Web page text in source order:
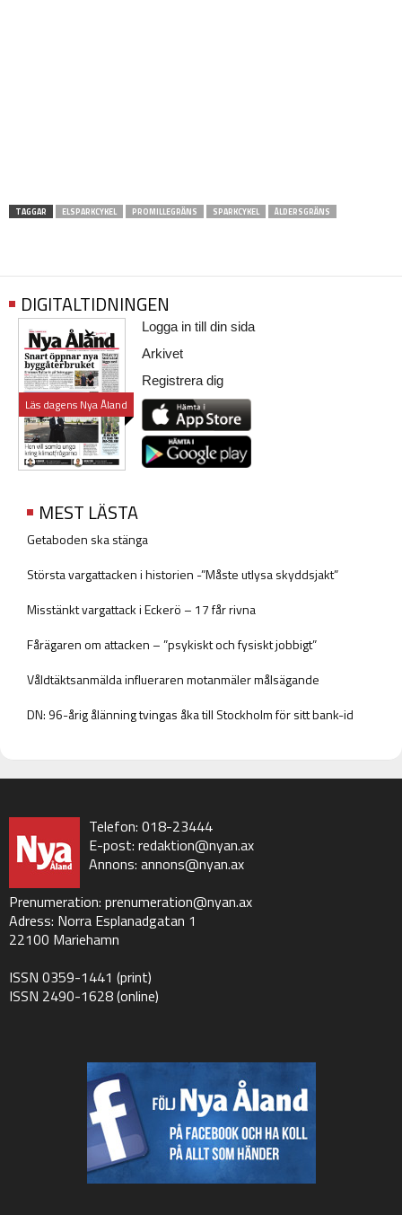
TAGGAR ELSPARKCYKEL PROMILLEGRÄNS SPARKCYKEL ÅLDERSGRÄNS
DIGITALTIDNINGEN
Läs dagens Nya Åland
Logga in till din sida
Arkivet
Registrera dig
MEST LÄSTA
Getaboden ska stänga
Största vargattacken i historien -”Måste utlysa skyddsjakt”
Misstänkt vargattack i Eckerö – 17 får rivna
Fårägaren om attacken – ”psykiskt och fysiskt jobbigt”
Våldtäktsanmälda influeraren motanmäler målsägande
DN: 96-årig ålänning tvingas åka till Stockholm för sitt bank-id
Telefon: 018-23444
E-post: redaktion@nyan.ax
Annons: annons@nyan.ax
Prenumeration: prenumeration@nyan.ax
Adress: Norra Esplanadgatan 1
22100 Mariehamn
ISSN 0359-1441 (print)
ISSN 2490-1628 (online)